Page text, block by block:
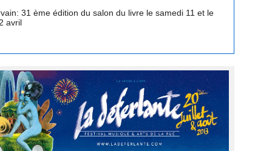
avril